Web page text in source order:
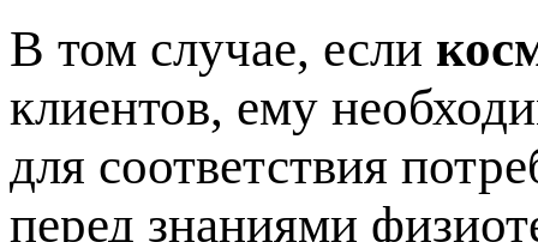
В том случае, если
клиентов, ему
для соответствия
перед знаниями